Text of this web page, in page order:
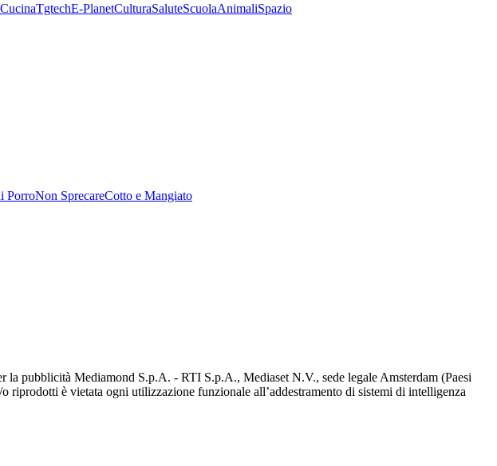
CucinaTgtechE-PlanetCulturaSaluteScuolaAnimaliSpazio
PorroNon SprecareCotto e Mangiato
pubblicità Mediamond S.p.A. - RTI S.p.A., Mediaset N.V., sede legale Amsterdam (Paesi
riprodotti è vietata ogni utilizzazione funzionale all’addestramento di sistemi di intelligenza